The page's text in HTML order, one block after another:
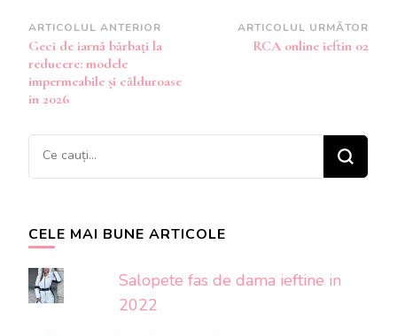
Navigare
în
articole
ARTICOLUL ANTERIOR
Geci de iarnă bărbați la
reducere: modele
impermeabile și călduroase
in 2026
ARTICOLUL URMĂTOR
RCA online ieftin 02
Cauți
ceva?
CELE MAI BUNE ARTICOLE
Salopete fas de dama ieftine in
2022